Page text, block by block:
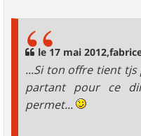
le 17 mai
...Si ton offre tient tjs
partant pour ce
permet...